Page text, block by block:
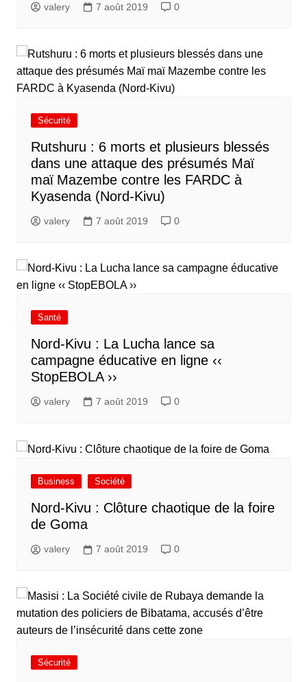
valery 7 août 2019 0
Sécurité
Rutshuru : 6 morts et plusieurs blessés
dans une attaque des présumés Maϊ
maϊ Mazembe contre les FARDC à
Kyasenda (Nord-Kivu)
valery 7 août 2019 0
Santé
Nord-Kivu : La Lucha lance sa
campagne éducative en ligne ‹‹
StopEBOLA ››
valery 7 août 2019 0
Business Société
Nord-Kivu : Clôture chaotique de la foire
de Goma
valery 7 août 2019 0
Sécurité